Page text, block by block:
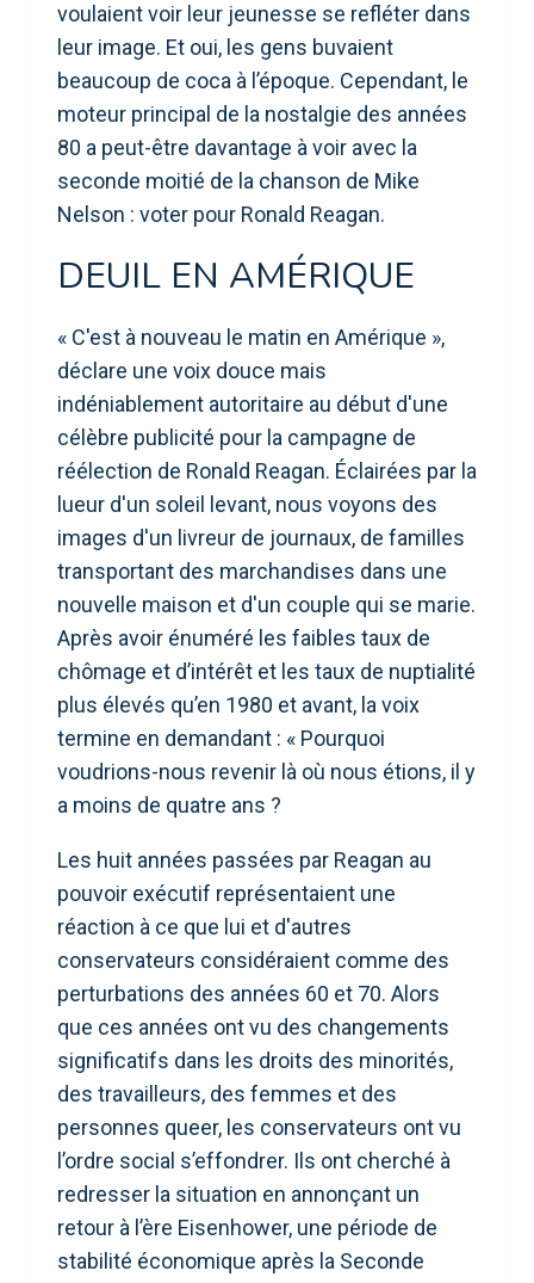
voulaient voir leur jeunesse se refléter dans
leur image. Et oui, les gens buvaient
beaucoup de coca à l’époque. Cependant, le
moteur principal de la nostalgie des années
80 a peut-être davantage à voir avec la
seconde moitié de la chanson de Mike
Nelson : voter pour Ronald Reagan.
DEUIL EN AMÉRIQUE
« C'est à nouveau le matin en Amérique »,
déclare une voix douce mais
indéniablement autoritaire au début d'une
célèbre publicité pour la campagne de
réélection de Ronald Reagan. Éclairées par la
lueur d'un soleil levant, nous voyons des
images d'un livreur de journaux, de familles
transportant des marchandises dans une
nouvelle maison et d'un couple qui se marie.
Après avoir énuméré les faibles taux de
chômage et d’intérêt et les taux de nuptialité
plus élevés qu’en 1980 et avant, la voix
termine en demandant : « Pourquoi
voudrions-nous revenir là où nous étions, il y
a moins de quatre ans ?
Les huit années passées par Reagan au
pouvoir exécutif représentaient une
réaction à ce que lui et d'autres
conservateurs considéraient comme des
perturbations des années 60 et 70. Alors
que ces années ont vu des changements
significatifs dans les droits des minorités,
des travailleurs, des femmes et des
personnes queer, les conservateurs ont vu
l’ordre social s’effondrer. Ils ont cherché à
redresser la situation en annonçant un
retour à l’ère Eisenhower, une période de
stabilité économique après la Seconde